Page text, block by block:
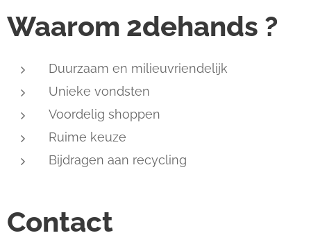
Waarom 2dehands ?
Duurzaam en milieuvriendelijk
Unieke vondsten
Voordelig shoppen
Ruime keuze
Bijdragen aan recycling
Contact